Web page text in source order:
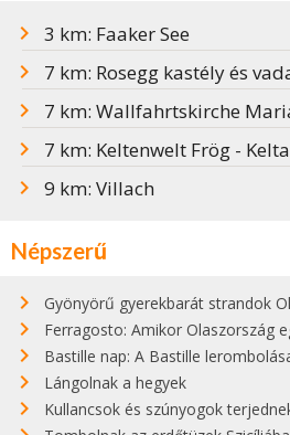
3 km: Faaker See
7 km: Rosegg kastély és
7 km: Wallfahrtskirche
7 km: Keltenwelt Frög -
9 km: Villach
Népszerű
Gyönyörű gyerekbarát strandok
Ferragosto: Amikor Olaszország
Bastille nap: A Bastille lerombolása az
Lángolnak a hegyek
Kullancsok és szúnyogok